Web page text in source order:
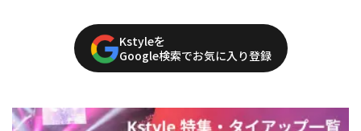
Kstyleを
Google検索でお気に入り登録